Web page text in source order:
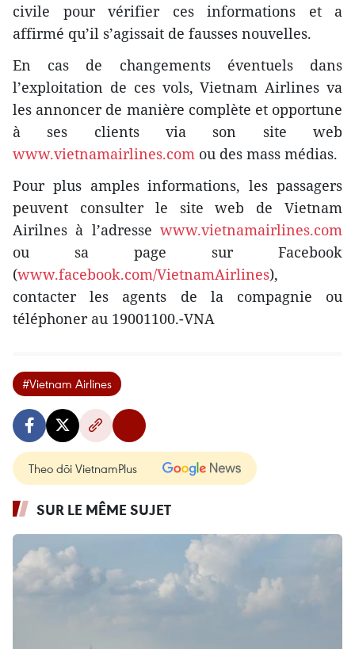
civile pour vérifier ces informations et a
affirmé qu’il s’agissait de fausses nouvelles.
En cas de changements éventuels dans
l’exploitation de ces vols, Vietnam Airlines va
les annoncer de manière complète et opportune
à ses clients via son site web
www.vietnamairlines.com ou des mass médias.
Pour plus amples informations, les passagers
peuvent consulter le site web de Vietnam
Airilnes à l’adresse www.vietnamairlines.com
ou sa page sur Facebook
(www.facebook.com/VietnamAirlines),
contacter les agents de la compagnie ou
téléphoner au 19001100.-VNA
#Vietnam Airlines
Theo dõi VietnamPlus
SUR LE MÊME SUJET